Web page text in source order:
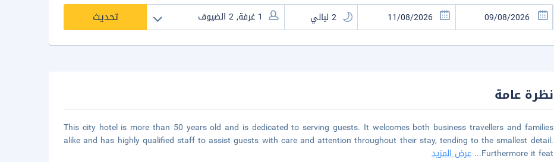
تحديث
نظرة عامة
This city hotel is more than 50 years old and is dedicated to serving guests. It welcomes both business travellers and families
alike and has highly qualified staff to assist guests with care and attention throughout their stay, tending to the smallest detail.
Furthermore it feat
...عرض المزيد